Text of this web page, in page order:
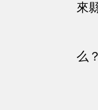
來
么